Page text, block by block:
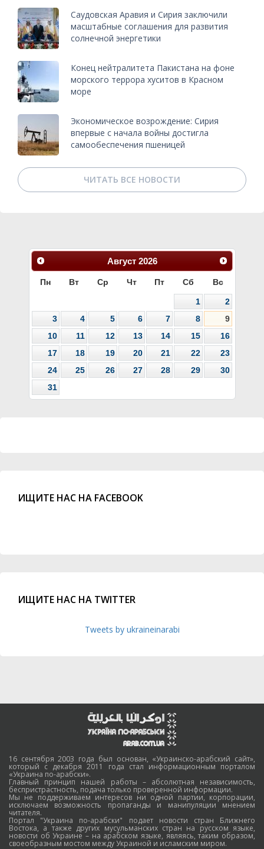
Саудовская Аравия и Сирия заключили
масштабные соглашения для развития
солнечной энергетики
Конец нейтралитета Пакистана на фоне
морского террора хуситов в Красном
море
Экономическое возрождение: Сирия
впервые с начала войны достигла
самообеспечения пшеницей
ЧИТАТЬ ВСЕ НОВОСТИ
Август 2026
Пн Вт Ср Чт Пт Сб Вс
1
2
3
4 5 6 7 8
9
10
11 12 13 14 15
16
17
18 19 20 21 22
23
24
25 26 27 28 29
30
31
ИЩИТЕ НАС НА FACEBOOK
ИЩИТЕ НАС НА TWITTER
Tweets by ukraineinarabi
16 сентября 2003 года был основан, «Украинско-арабский сайт»,
который с декабря 2011 года стал информационным порталом
«Украина по-арабски».
Главный принцип нашей работы – абсолютная независимость,
беспристрастность, подача только проверенной информации.
Мы не поддерживаем интересов ни одной партии, корпорации,
исключаем возможность пропаганды и манипуляции мнением
читателя.
Портал "Украина по-арабски" подает новости стран Ближнего
Востока, а также других мусульманских стран на русском языке,
новости об Украине – на арабском языке, являясь, таким образом,
своеобразным мостом между Украиной и исламским миром.